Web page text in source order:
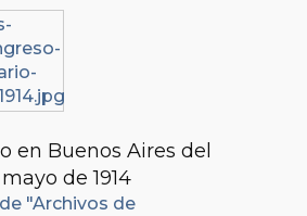
en Buenos Aires del
de 1914
"Archivos de